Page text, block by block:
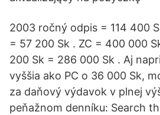
2003 ročný odpis = 114 400
= 57 200 Sk . ZC = 400 000
200 Sk = 286 000 Sk . Aj
vyššia ako PC o 36 000 Sk,
za daňový výdavok v plnej
peňažnom denníku: Search